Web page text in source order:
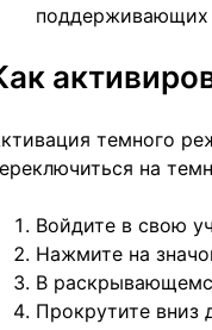
темного
на
Войдите в свою
Нажмите на
В
Прокрутите вниз